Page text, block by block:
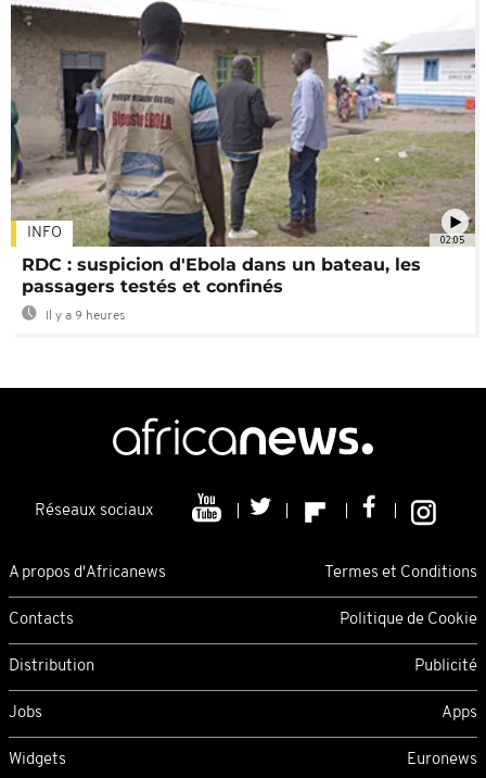
02:05
INFO
RDC : suspicion d'Ebola dans un bateau, les
passagers testés et confinés
Il y a 9 heures
Réseaux sociaux
A propos d'Africanews Termes et Conditions
Contacts Politique de Cookie
Distribution Publicité
Jobs Apps
Widgets Euronews